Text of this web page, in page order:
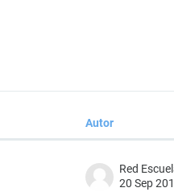
Autor
Red
20 Sep